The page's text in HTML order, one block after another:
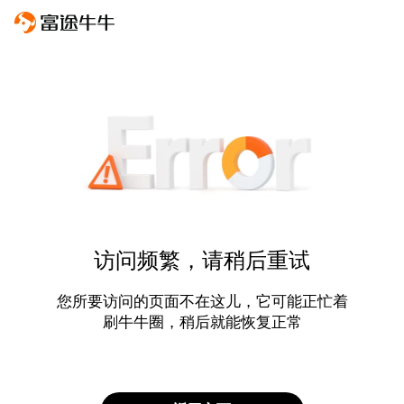
访问频繁，请稍后重试
您所要访问的页面不在这儿，它可能正忙着
刷牛牛圈，稍后就能恢复正常